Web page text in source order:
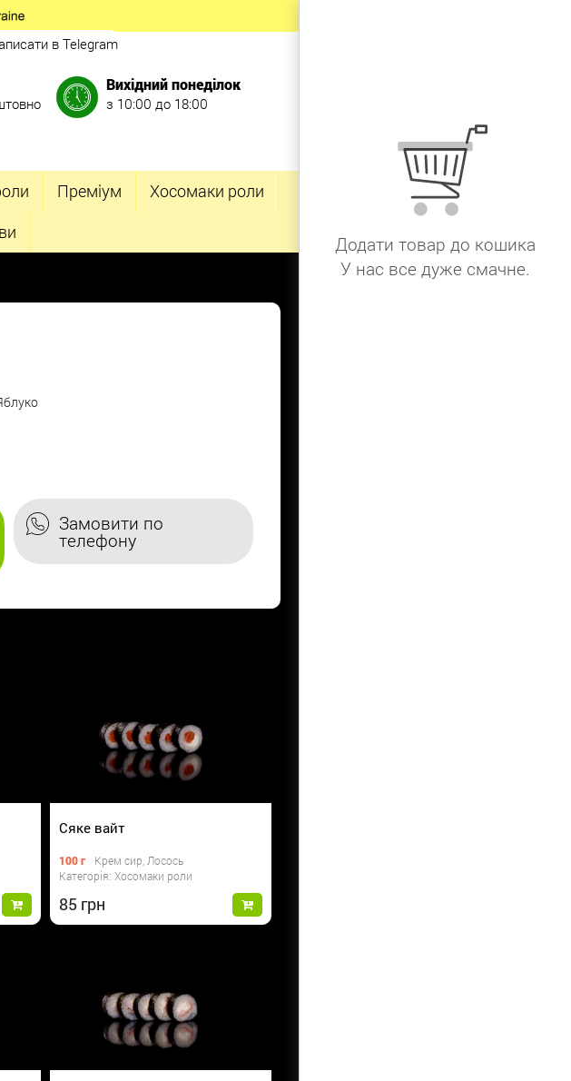
в Telegram
Вихідний понеділок
з 10:00 до 18:00
Преміум
Хосомаки роли
Замовити по
телефону
Сяке вайт
100 г
Крем сир, Лосось
Категорія: Хосомаки роли
85
Додати товар до кошика
У нас все дуже смачне.